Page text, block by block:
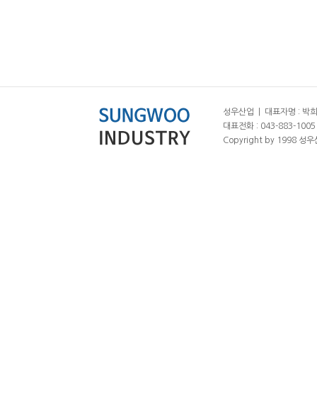
성우산업 | 대표자명 : 박
대표전화 : 043-883-
Copyright by 1998 성